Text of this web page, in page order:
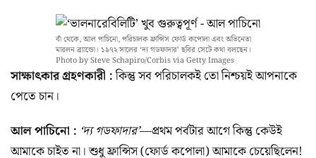
বাঁ থেকে, আল পাচিনো, পরিচালক ফ্রান্সিস ফোর্ড কপোলা এবং অভিনেতা
মারলন ব্র্যান্ডো। ১৯৭২ সালের ‘দ্য গডফাদার’ ছবির সেটে কথা বলছেন।
Photo by Steve Schapiro/Corbis via Getty Images
সাক্ষাৎকার গ্রহণকারী :কিন্তু সব পরিচালকই তো নিশ্চয়ই আপনাকে
পেতে চান।
আল পাচিনো : ‘দ্য গডফাদার’—প্রথম পর্বটার আগে কিন্তু কেউই
আমাকে চাইত না। শুধু ফ্রান্সিস (ফোর্ড কপোলা) আমাকে চেয়েছিলেন!